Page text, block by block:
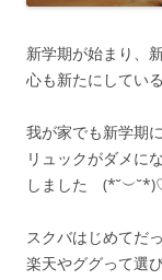
新学期が始まり、
心も新たにしてい
我が家でも新学期
リュックがダメに
しました
スクバはじめてだ
楽天やググって選